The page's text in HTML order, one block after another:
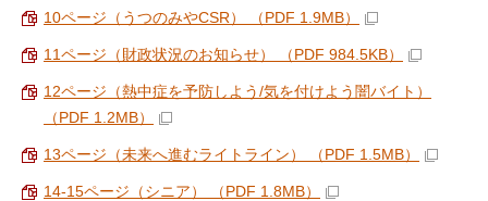
10ページ（うつのみやCSR） （PDF 1.9MB）
11ページ（財政状況のお知らせ） （PDF 984.5KB）
12ページ（熱中症を予防しよう/気を付けよう闇バイト）
（PDF 1.2MB）
13ページ（未来へ進むライトライン） （PDF 1.5MB）
14-15ページ（シニア） （PDF 1.8MB）